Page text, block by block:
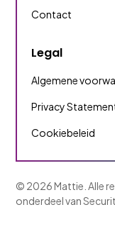
Contact
Legal
Algemene
Privacy
Cookiebeleid
© 2026Mattie. Alle
onderdeel van